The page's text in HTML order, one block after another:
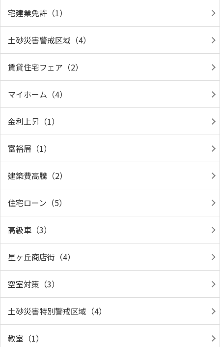
宅建業免許（1）
土砂災害警戒区域（4）
賃貸住宅フェア（2）
マイホーム（4）
金利上昇（1）
富裕層（1）
建築費高騰（2）
住宅ローン（5）
高級車（3）
星ヶ丘商店街（4）
空室対策（3）
土砂災害特別警戒区域（4）
教室（1）